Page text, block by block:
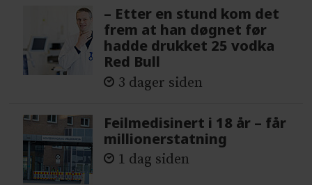
– Etter en stund kom det
frem at han døgnet før
hadde drukket 25 vodka
Red Bull
3 dager siden
Feilmedisinert i 18 år – får
millionerstatning
1 dag siden